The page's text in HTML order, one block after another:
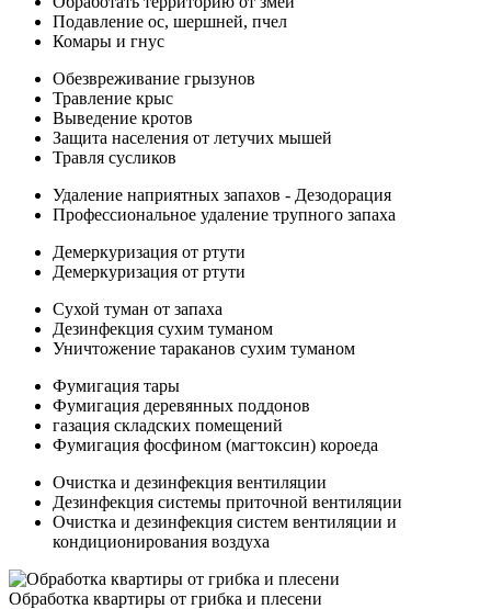
Подавление ос, шершней, пчел
Комары и гнус
Обезвреживание грызунов
Травление крыс
Выведение кротов
Защита населения от летучих мышей
Травля сусликов
Удаление наприятных запахов - Дезодорация
Профессиональное удаление трупного запаха
Демеркуризация от ртути
Демеркуризация от ртути
Сухой туман от запаха
Дезинфекция сухим туманом
Уничтожение тараканов сухим туманом
Фумигация тары
Фумигация деревянных поддонов
газация складских помещений
Фумигация фосфином (магтоксин) короеда
Очистка и дезинфекция вентиляции
Дезинфекция системы приточной вентиляции
Очистка и дезинфекция систем вентиляции и
кондиционирования воздуха
Обработка квартиры от грибка и плесени